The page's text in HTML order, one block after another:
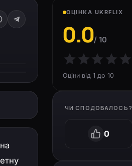
ОЦІНКА UKRFLIX
0.0/ 10
Оціни від 1 до 10
ЧИ СПОДОБАЛОСЬ?
0